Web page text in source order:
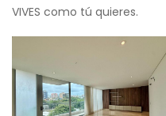
VIVES como tú quieres.